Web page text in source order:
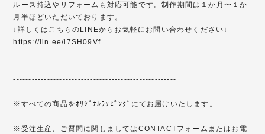
ルース持込やリフォームも対応可能です。制作期間は１か月〜１か
月半ほどいただいております。
↓詳しくはこちらのLINEからお気軽にお問い合わせください↓
https://lin.ee/l7SH09Vf
-----------------------------------------------------
※すべての商品をｵﾘｼﾞﾅﾙﾗｯﾋﾟﾝｸﾞにてお届けいたします。
※受注生産、ご質問に関しましてはCONTACTフォームまたはお電